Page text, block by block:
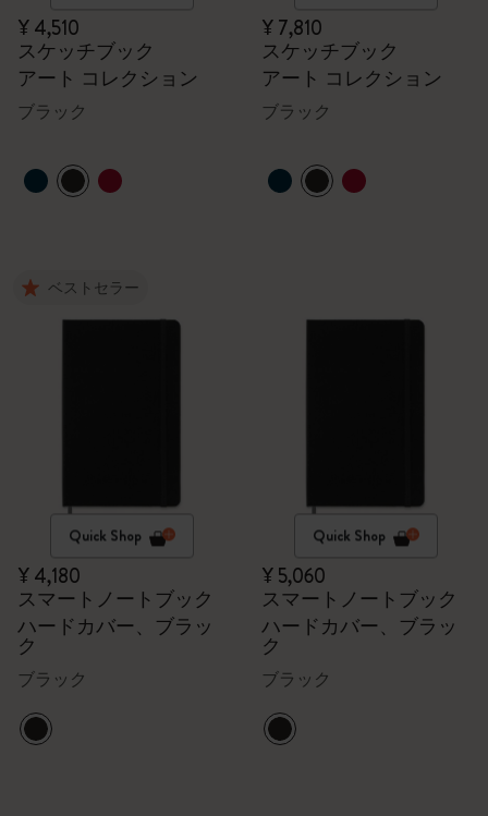
¥ 4,510
スケッチブック
アート コレクション
ブラック
¥ 7,810
スケッチブック
アート コレクション
ブラック
ベストセラー
Quick Shop
¥ 4,180
スマートノートブック
ハードカバー、ブラッ
ク
ブラック
Quick Shop
¥ 5,060
スマートノートブック
ハードカバー、ブラッ
ク
ブラック